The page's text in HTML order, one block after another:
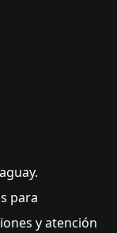
para
y atención